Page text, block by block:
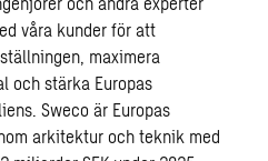
våra kunder för att
maximera
och stärka Europas
Sweco är Europas
arkitektur och teknik med